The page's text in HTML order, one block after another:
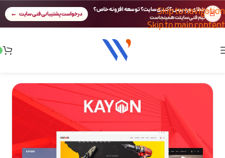
Skip to navigation
Skip to main content
🚨 خطای وردپرس؟ کندی سایت؟ توسعه افزونه خاص؟
تیم فنی سایتت همینجاست درخواست پشتیبانی فنی سایت